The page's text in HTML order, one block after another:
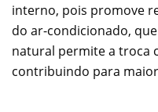
interno, pois promove
do ar-condicionado,
natural permite a troca
contribuindo para